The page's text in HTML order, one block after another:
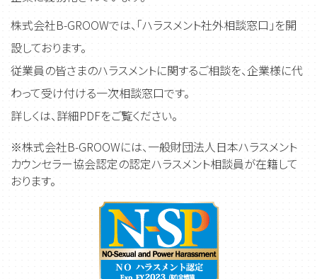
株式会社B-GROOWでは、「ハラスメント社外相談窓口」を開
設しております。
従業員の皆さまのハラスメントに関するご相談を、企業様に代
わって受け付ける一次相談窓口です。
詳しくは、詳細PDFをご覧ください。
※株式会社B-GROOWには、一般財団法人日本ハラスメント
カウンセラー協会認定の認定ハラスメント相談員が在籍して
おります。